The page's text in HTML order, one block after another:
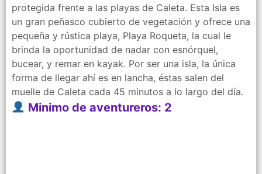
protegida frente a las playas de Caleta. Esta Isla es
un gran peñasco cubierto de vegetación y ofrece una
pequeña y rústica playa, Playa Roqueta, la cual le
brinda la oportunidad de nadar con esnórquel,
bucear, y remar en kayak. Por ser una isla, la única
forma de llegar ahí es en lancha, éstas salen del
muelle de Caleta cada 45 minutos a lo largo del día.
Minimo de aventureros: 2